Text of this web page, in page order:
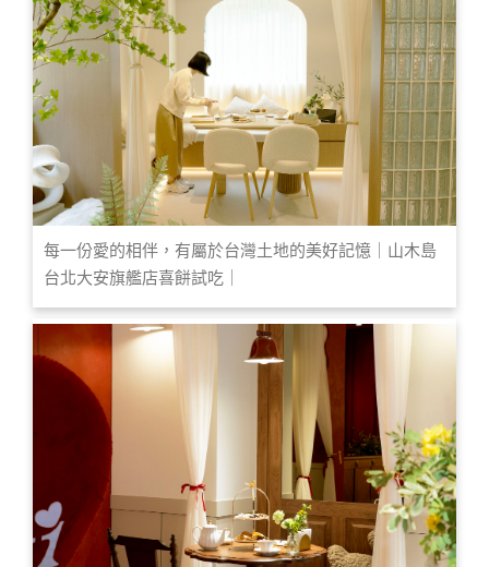
每一份愛的相伴，有屬於台灣土地的美好記憶｜山木島
台北大安旗艦店喜餅試吃｜